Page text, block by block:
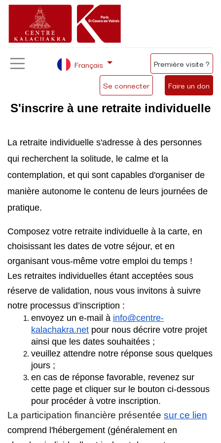
Se connecter Faire un don
Français Première visite ?
S'inscrire à une retraite individuelle
La retraite individuelle s'adresse à des personnes
qui recherchent la solitude, le calme et la
contemplation, et qui sont capables d'organiser de
manière autonome le contenu de leurs journées de
pratique.
Composez votre retraite individuelle à la carte, en
choisissant les dates de votre séjour, et en
organisant vous-même votre emploi du temps !
Les retraites individuelles étant acceptées sous
réserve de validation, nous vous invitons à suivre
notre processus d’inscription :
envoyez un e-mail à info@centre-
kalachakra.net pour nous décrire votre projet
ainsi que les dates souhaitées ;
veuillez attendre notre réponse sous quelques
jours ;
en cas de réponse favorable, revenez sur
cette page et cliquer sur le bouton ci-dessous
pour procéder à votre inscription.
La participation financière présentée sur ce lien
comprend l'hébergement (généralement en